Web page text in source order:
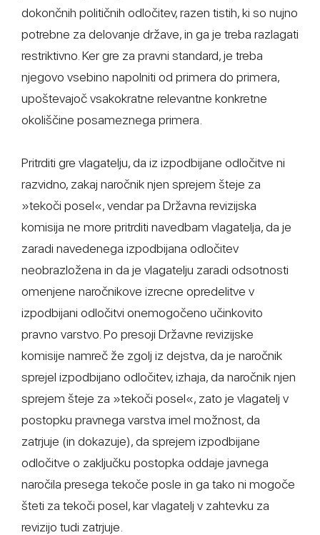
dokončnih političnih odločitev, razen tistih, ki so nujno
potrebne za delovanje države, in ga je treba razlagati
restriktivno. Ker gre za pravni standard, je treba
njegovo vsebino napolniti od primera do primera,
upoštevajoč vsakokratne relevantne konkretne
okoliščine posameznega primera.
Pritrditi gre vlagatelju, da iz izpodbijane odločitve ni
razvidno, zakaj naročnik njen sprejem šteje za
»tekoči posel«, vendar pa Državna revizijska
komisija ne more pritrditi navedbam vlagatelja, da je
zaradi navedenega izpodbijana odločitev
neobrazložena in da je vlagatelju zaradi odsotnosti
omenjene naročnikove izrecne opredelitve v
izpodbijani odločitvi onemogočeno učinkovito
pravno varstvo. Po presoji Državne revizijske
komisije namreč že zgolj iz dejstva, da je naročnik
sprejel izpodbijano odločitev, izhaja, da naročnik njen
sprejem šteje za »tekoči posel«, zato je vlagatelj v
postopku pravnega varstva imel možnost, da
zatrjuje (in dokazuje), da sprejem izpodbijane
odločitve o zaključku postopka oddaje javnega
naročila presega tekoče posle in ga tako ni mogoče
šteti za tekoči posel, kar vlagatelj v zahtevku za
revizijo tudi zatrjuje.